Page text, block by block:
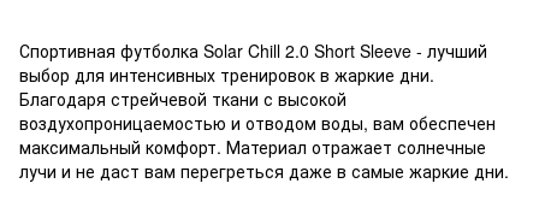
Спортивная футболка Solar Chill 2.0 Short Sleeve - лучший
выбор для интенсивных тренировок в жаркие дни.
Благодаря стрейчевой ткани с высокой
воздухопроницаемостью и отводом воды, вам обеспечен
максимальный комфорт. Материал отражает солнечные
лучи и не даст вам перегреться даже в самые жаркие дни.